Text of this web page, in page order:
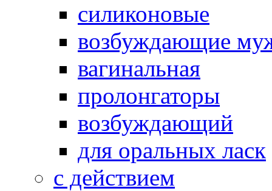
силиконовые
возбуждающие
вагинальная
пролонгаторы
возбуждающий
для оральных ласк
с действием